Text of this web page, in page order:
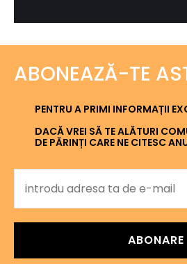
ABONEAZĂ-TE
PENTRU A PRIMI INFORMAȚII
DACĂ VREI SĂ TE ALĂTURI
DE PĂRINȚI CARE NE CITESC
ABONARE